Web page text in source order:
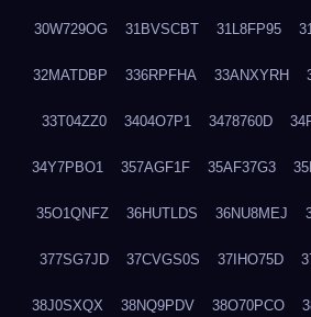
30W729OG 31BVSCBT 31L8FP95
32MATDBP 336RPFHA 33ANXYRH
33T04ZZ0 3404O7P1 3478760D
34Y7PBO1 357AGF1F 35AF37G3
35O1QNFZ 36HUTLDS 36NU8MEJ
377SG7JD 37CVGS0S 37IHO75D
38J0SXQX 38NQ9PDV 38O70PCO